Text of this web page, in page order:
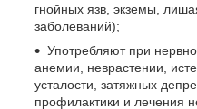
гнойных язв, экземы,
заболеваний);
Употребляют при
анемии, неврастении,
усталости, затяжных
профилактики и лечения